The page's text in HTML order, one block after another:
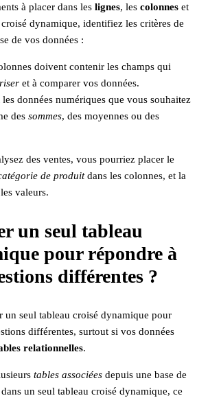
à placer dans les lignes, les colonnes et
croisé dynamique, identifiez les critères de
de vos données :
doivent contenir les champs qui
et à comparer vos données.
données numériques que vous souhaitez
des sommes, des moyennes ou des
des ventes, vous pourriez placer le
de produitdans les colonnes, et la
valeurs.
un seul tableau
pour répondre à
différentes ?
seul tableau croisé dynamique pour
différentes, surtout si vos données
relationnelles.
tables associées depuis une base de
un seul tableau croisé dynamique, ce